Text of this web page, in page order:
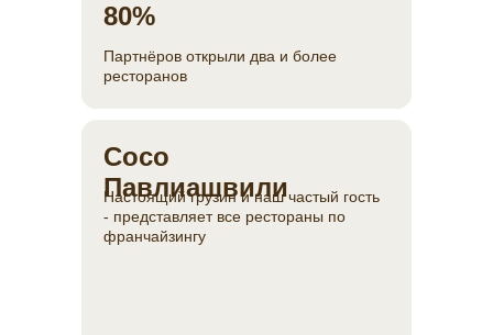
Сосо
Павлиашвили
Настоящий грузин и наш частый гость
- представляет все рестораны по
франчайзингу
80%
Партнёров открыли два и более
ресторанов